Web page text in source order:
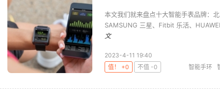
本文我们就来盘点十大智能手表品牌：
SAMSUNG 三星、Fitbit 乐活、
文
2023-4-11 19:40
值！ +0
不值 -0 智能手环